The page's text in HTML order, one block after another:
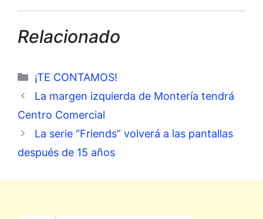
Relacionado
Categorías
¡TE CONTAMOS!
La margen izquierda de Montería tendrá
Centro Comercial
La serie “Friends” volverá a las pantallas
después de 15 años